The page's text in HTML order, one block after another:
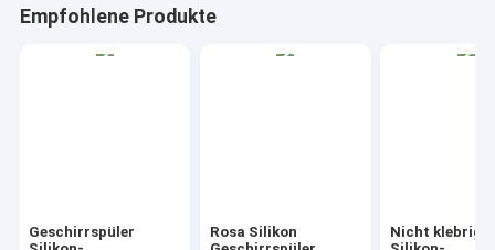
Empfohlene Produkte
Geschirrspüler
Rosa Silikon
Nicht